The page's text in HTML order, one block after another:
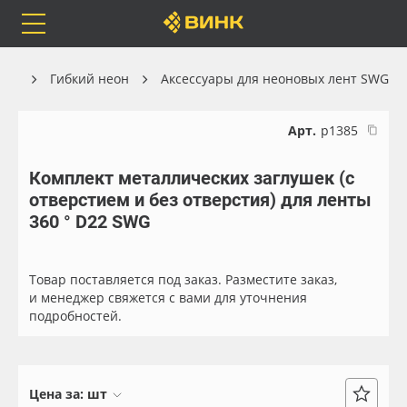
Каталог
Orafol
Бренды
Доставка
Весь каталог
Рулонные материалы
Самоклеящиеся плёнки
Листовые материалы
Гибкий неон Аксессуары для неоновых лент SWG
Арт. р1385
Комплект металлических заглушек (с
отверстием и без отверстия) для ленты
360 ° D22 SWG
Товар поставляется под заказ. Разместите заказ,
и менеджер свяжется с вами для уточнения
подробностей.
Цена за: шт